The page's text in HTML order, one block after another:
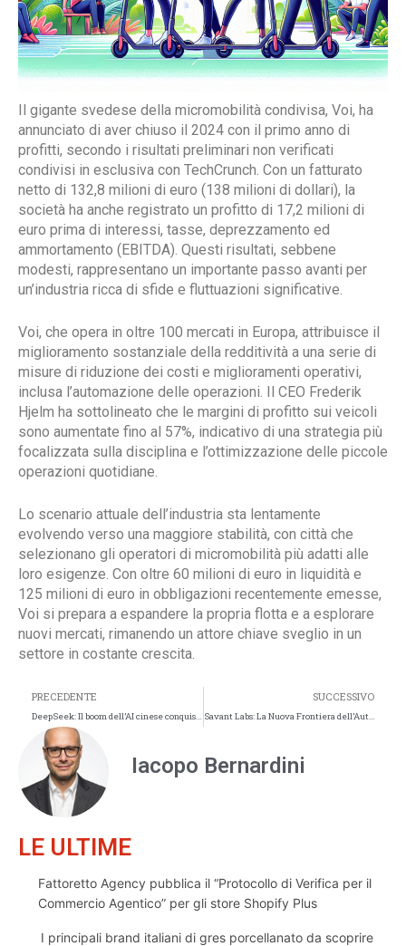
Il gigante svedese della micromobilità condivisa, Voi, ha
annunciato di aver chiuso il 2024 con il primo anno di
profitti, secondo i risultati preliminari non verificati
condivisi in esclusiva con TechCrunch. Con un fatturato
netto di 132,8 milioni di euro (138 milioni di dollari), la
società ha anche registrato un profitto di 17,2 milioni di
euro prima di interessi, tasse, deprezzamento ed
ammortamento (EBITDA). Questi risultati, sebbene
modesti, rappresentano un importante passo avanti per
un’industria ricca di sfide e fluttuazioni significative.
Voi, che opera in oltre 100 mercati in Europa, attribuisce il
miglioramento sostanziale della redditività a una serie di
misure di riduzione dei costi e miglioramenti operativi,
inclusa l’automazione delle operazioni. Il CEO Frederik
Hjelm ha sottolineato che le margini di profitto sui veicoli
sono aumentate fino al 57%, indicativo di una strategia più
focalizzata sulla disciplina e l’ottimizzazione delle piccole
operazioni quotidiane.
Lo scenario attuale dell’industria sta lentamente
evolvendo verso una maggiore stabilità, con città che
selezionano gli operatori di micromobilità più adatti alle
loro esigenze. Con oltre 60 milioni di euro in liquidità e
125 milioni di euro in obbligazioni recentemente emesse,
Voi si prepara a espandere la propria flotta e a esplorare
nuovi mercati, rimanendo un attore chiave sveglio in un
settore in costante crescita.
PRECEDENTE
DeepSeek: Il boom dell’AI cinese conquista il Google Play Store
SUCCESSIVO
Savant Labs: La Nuova Frontiera dell’Automazione per Analysti di Dati
Iacopo Bernardini
LE ULTIME
Fattoretto Agency pubblica il “Protocollo di Verifica per il
Commercio Agentico” per gli store Shopify Plus
I principali brand italiani di gres porcellanato da scoprire